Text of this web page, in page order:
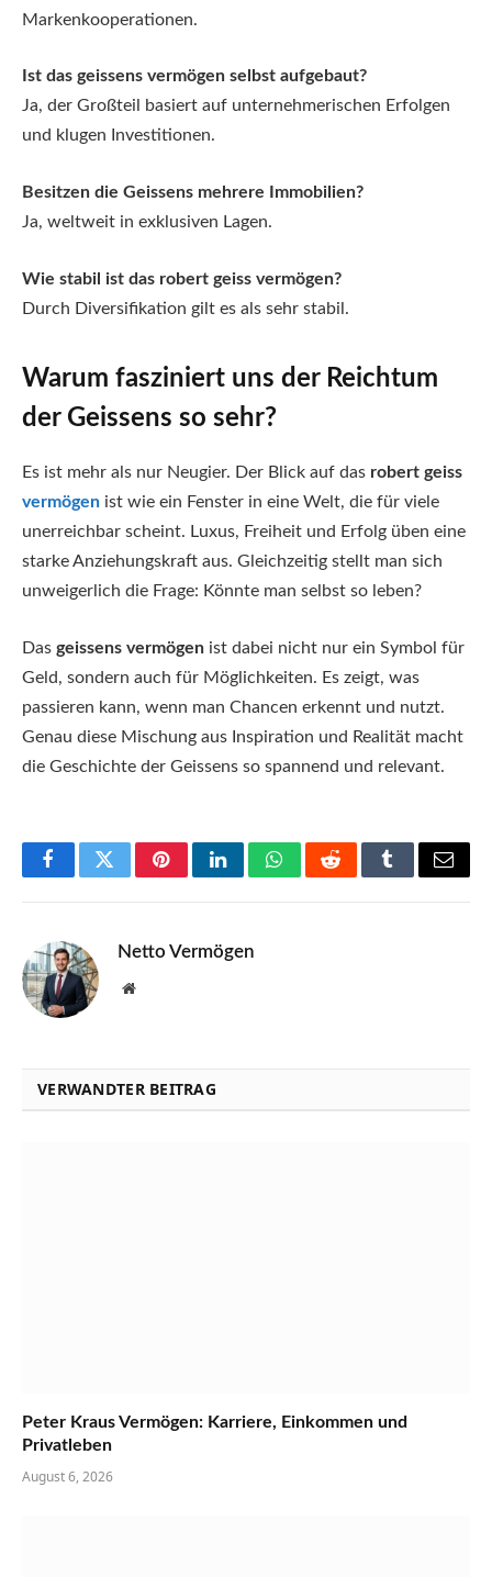
Markenkooperationen.
Ist das geissens vermögen selbst aufgebaut?
Ja, der Großteil basiert auf unternehmerischen Erfolgen
und klugen Investitionen.
Besitzen die Geissens mehrere Immobilien?
Ja, weltweit in exklusiven Lagen.
Wie stabil ist das robert geiss vermögen?
Durch Diversifikation gilt es als sehr stabil.
Warum fasziniert uns der Reichtum
der Geissens so sehr?
Es ist mehr als nur Neugier. Der Blick auf das robert geiss
vermögen ist wie ein Fenster in eine Welt, die für viele
unerreichbar scheint. Luxus, Freiheit und Erfolg üben eine
starke Anziehungskraft aus. Gleichzeitig stellt man sich
unweigerlich die Frage: Könnte man selbst so leben?
Das geissens vermögen ist dabei nicht nur ein Symbol für
Geld, sondern auch für Möglichkeiten. Es zeigt, was
passieren kann, wenn man Chancen erkennt und nutzt.
Genau diese Mischung aus Inspiration und Realität macht
die Geschichte der Geissens so spannend und relevant.
FacebookTwitterPinterestLinkedInWhatsAppRedditTumblrEmail
Netto Vermögen
Website
VERWANDTER BEITRAG
Peter Kraus Vermögen: Karriere, Einkommen und
Privatleben
August 6, 2026